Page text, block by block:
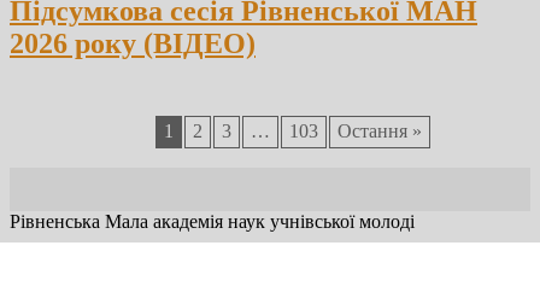
Підсумкова сесія Рівненської МАН
2026 року (ВІДЕО)
1 2 3 … 103 Остання »
Рівненська Мала академія наук учнівської молоді